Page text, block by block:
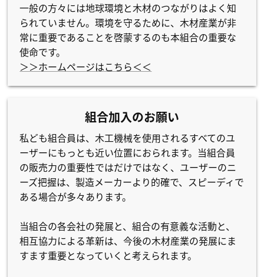
一般の方々には地球環境と木材のつながりはよく知
られていません。環境を守るために、木材産業が非
常に重要であることを啓蒙するのも本組合の重要な
使命です。
＞＞ホームページはこちら＜＜
組合加入のお願い
私ども組合員は、木工機械を使用されるすべてのユ
ーザーにもっとも近い位置におられます。当組合員
の販売力の重要性ではだけではなく、ユーザーのニ
ーズ把握は、製造メーカーより的確で、スピーディで
ある場合が多々あります。
当組合の各会社の発展と、組合の有意義な活動と、
相互協力による革新は、今後の木材産業の発展にま
すます重要となっていくと考えられます。